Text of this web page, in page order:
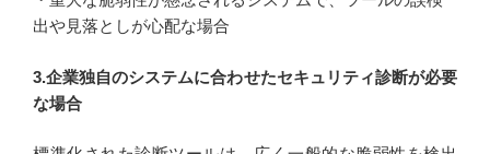
出や見落としが心配な場合
3.企業独自のシステムに合わせたセキュリティ診断が必要
な場合